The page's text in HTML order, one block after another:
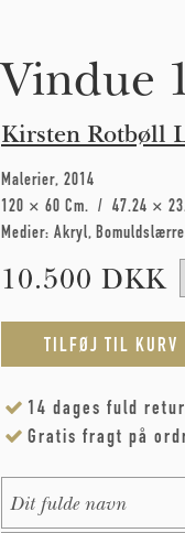
Vindue
Kirsten Rotbøll
Malerier 2014
120 × 60 Cm
47.24 ×
Medier: Akryl
10.500 DKK
14 dages fuld
Gratis fragt på